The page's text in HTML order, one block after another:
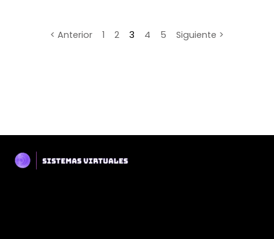
< Anterior 1 2 3 4 5 Siguiente >